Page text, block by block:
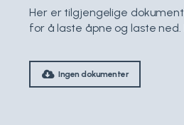
Her er tilgjengelige
for å laste åpne og laste ned.
Ingen dokumenter